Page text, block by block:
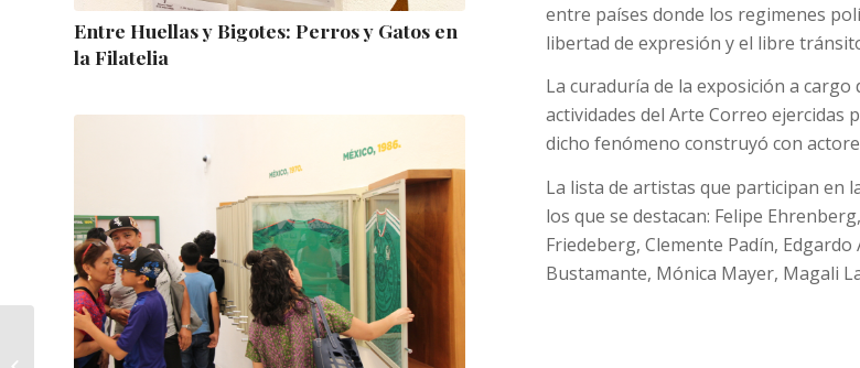
Entre Huellas y Bigotes: Perros y Gatos en
la Filatelia
entre países donde los regimenes
libertad de expresión y el libre
La curaduría de la exposición a
actividades del Arte Correo
dicho fenómeno construyó con
La lista de artistas que participan en
los que se destacan: Felipe
Friedeberg, Clemente Padín,
Bustamante, Mónica Mayer, Magali
La Revolución
Mexicana y sus